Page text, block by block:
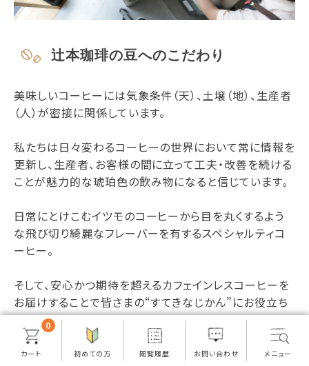
辻本珈琲の豆へのこだわり
美味しいコーヒーには気象条件（天）、土壌（地）、生産者
（人）が密接に関係しています。
私たちは日々変わるコーヒーの世界において常に情報を
更新し、生産者、お客様の間に立って工夫・改善を続ける
ことが魅力的な琥珀色の飲み物になると信じています。
日常にとけこむイツモのコーヒーから目を丸くするよう
な飛び切り綺麗なフレーバーを有するスペシャルティコ
ーヒー。
そして、安心かつ期待を超えるカフェインレスコーヒーを
お届けすることで皆さまの“すてきなじかん”にお役立ち
できればと思います。
0